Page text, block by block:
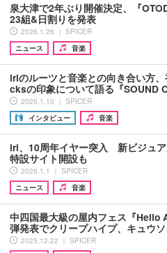
泉大津で2年ぶり開催決定、『
23組&日割りを発表
2026.1.26 ｜ SPICER
ニュース
音楽
iriのルーツと音楽との向き合い方
cksの印象について語る『SOUND
2026.1.10 ｜ SPICER
インタビュー
音楽
iri、10周年イヤー突入 新ビジュ
特設サイト開設も
2026.1.1 ｜ SPICER
ニュース
音楽
中四国最大級の屋内フェス『Hello
弾発表でクリープハイプ、キュウ
2025.12.22 ｜ SPICER